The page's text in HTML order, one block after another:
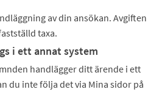
av din ansökan. Avgiften
taxa.
i ett annat system
handlägger ditt ärende i ett
du inte följa det via Mina sidor på